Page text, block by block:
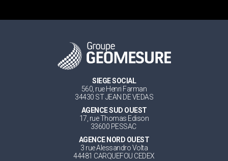
SIEGE SOCIAL
560, rue Henri Farman
34430 ST JEAN DE VEDAS
AGENCE SUD OUEST
17, rue Thomas Edison
33600 PESSAC
AGENCE NORD OUEST
3 rue Alessandro Volta
44481 CARQUEFOU CEDEX